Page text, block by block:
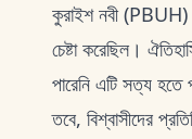
কুরাইশ নবী (PBUH)
চেষ্টা করেছিল।
পারেনি এটি সত্য হতে
তবে, বিশ্বাসীদের